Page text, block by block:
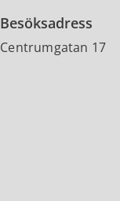
Besöksadress
Centrumgatan 17